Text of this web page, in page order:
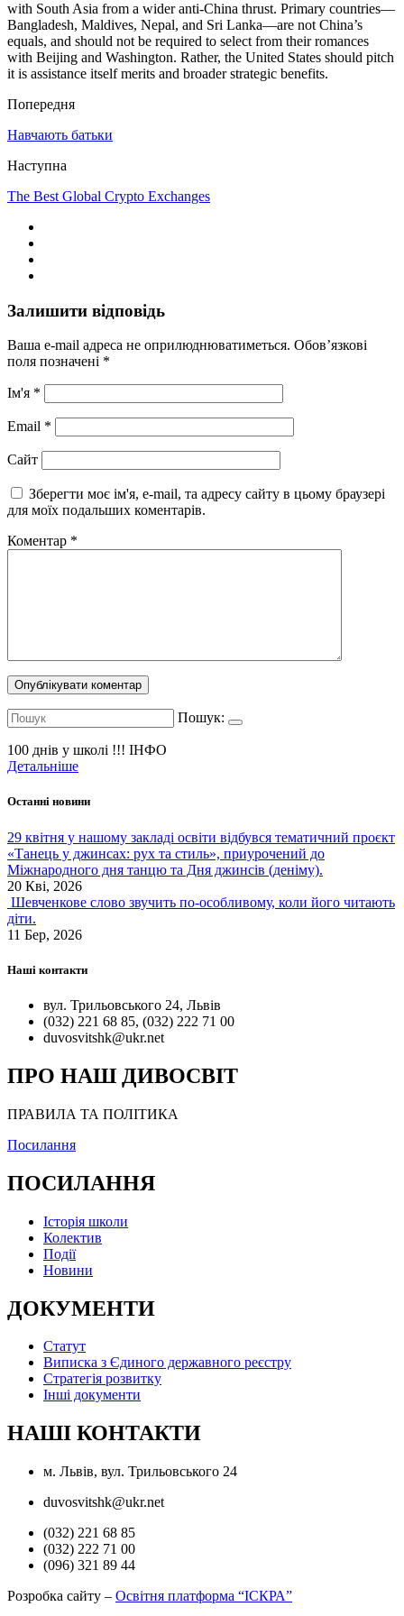
with South Asia from a wider anti-China thrust. Primary countries—
Bangladesh, Maldives, Nepal, and Sri Lanka—are not China’s
equals, and should not be required to select from their romances
with Beijing and Washington. Rather, the United States should pitch
it is assistance itself merits and broader strategic benefits.
Попередня
Навчають батьки
Наступна
The Best Global Crypto Exchanges
Залишити відповідь
Ваша e-mail адреса не оприлюднюватиметься. Обов’язкові
поля позначені *
Ім'я *
Email *
Сайт
Зберегти моє ім'я, e-mail, та адресу сайту в цьому браузері
для моїх подальших коментарів.
Коментар *
Пошук:
100 днів у школі !!! ІНФО
Детальніше
Останні новини
29 квітня у нашому закладі освіти відбувся тематичний проєкт
«Танець у джинсах: рух та стиль», приурочений до
Міжнародного дня танцю та Дня джинсів (деніму).
20 Кві, 2026
Шевченкове слово звучить по-особливому, коли його читають
діти.
11 Бер, 2026
Наші контакти
вул. Трильовського 24, Львів
(032) 221 68 85, (032) 222 71 00
duvosvitshk@ukr.net
ПРО НАШ ДИВОСВІТ
ПРАВИЛА ТА ПОЛІТИКА
Посилання
ПОСИЛАННЯ
Історія школи
Колектив
Події
Новини
ДОКУМЕНТИ
Статут
Виписка з Єдиного державного реєстру
Стратегія розвитку
Інші документи
НАШІ КОНТАКТИ
м. Львів, вул. Трильовського 24
duvosvitshk@ukr.net
(032) 221 68 85
(032) 222 71 00
(096) 321 89 44
Розробка сайту – Освітня платформа “ІСКРА”